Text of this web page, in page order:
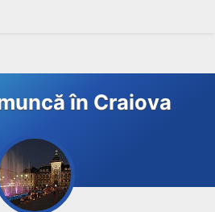
în Craiova